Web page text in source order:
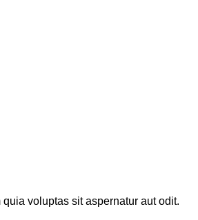
voluptas sit aspernatur aut odit.